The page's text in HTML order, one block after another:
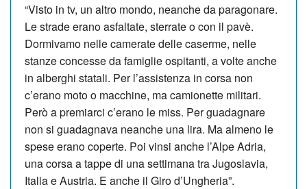
“Visto in tv, un altro mondo, neanche da paragonare.
Le strade erano asfaltate, sterrate o con il pavè.
Dormivamo nelle camerate delle caserme, nelle
stanze concesse da famiglie ospitanti, a volte anche
in alberghi statali. Per l’assistenza in corsa non
c’erano moto o macchine, ma camionette militari.
Però a premiarci c’erano le miss. Per guadagnare
non si guadagnava neanche una lira. Ma almeno le
spese erano coperte. Poi vinsi anche l’Alpe Adria,
una corsa a tappe di una settimana tra Jugoslavia,
Italia e Austria. E anche il Giro d’Ungheria”.